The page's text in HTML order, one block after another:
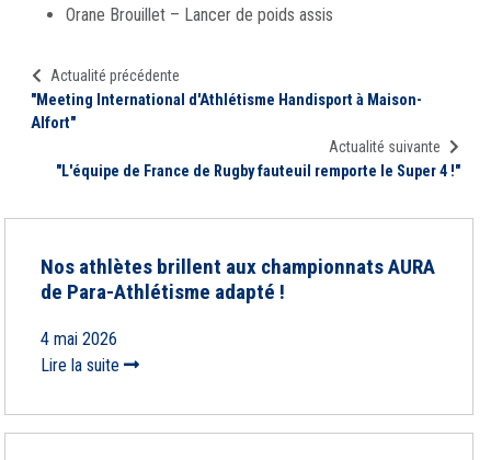
Orane Brouillet – Lancer de poids assis
Actualité précédente
"Meeting International d'Athlétisme Handisport à Maison-
Alfort"
Actualité suivante
"L'équipe de France de Rugby fauteuil remporte le Super 4 !"
Nos athlètes brillent aux championnats AURA
de Para-Athlétisme adapté !
4 mai 2026
Lire la suite